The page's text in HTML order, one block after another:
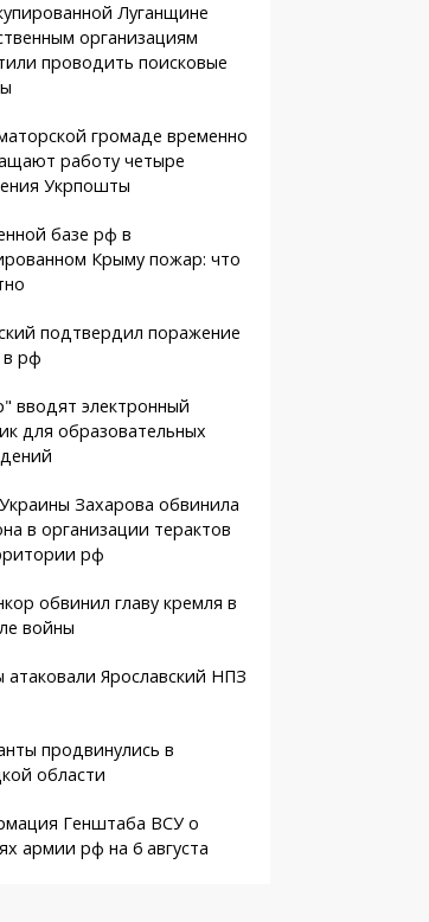
Луганщине
организациям
проводить поисковые
громаде временно
работу четыре
Укрпошты
базе рф в
Крыму пожар: что
подтвердил поражение
в рф
вводят электронный
для образовательных
Захарова обвинила
в организации терактов
рф
обвинил главу кремля в
войны
Ярославский НПЗ
продвинулись в
области
Генштаба ВСУ о
армии рф на 6 августа